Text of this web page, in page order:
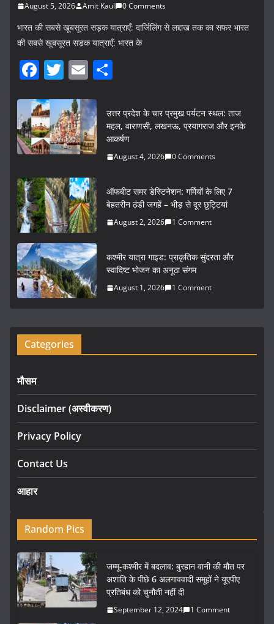
August 5, 2026 Amit Kaul 0 Comments
भारत की सबसे खूबसूरत सड़क यात्राएँ: दार्जिलिंग से लद्दाख तक का सफर भारत
की सबसे खूबसूरत सड़क यात्राएँ: भारत के
F
c
e
b
o
k
T
itt
er
E
ai
l
ar
e
उत्तर प्रदेश के चार प्रमुख पर्यटन स्थल: ताज
महल, वाराणसी, लखनऊ, प्रयागराज और इनके
आकर्षण
August 4, 2026 0 Comments
ऑफबीट समर डेस्टिनेशन: गर्मियों के लिए 7
बेहतरीन ठंडी जगहें – भीड़ से दूर छुट्टियां
August 2, 2026 1 Comment
कश्मीर यात्रा गाइड: प्राकृतिक सुंदरता और
स्वादिष्ट भोजन का अनूठा संगम
August 1, 2026 1 Comment
Categories
मौसम
Disclaimer (अस्वीकरण)
Privacy Policy
Contact Us
आहार
Random Pics
जम्मू-कश्मीर में बदलाव: बुरहान वानी की मौत पर
अशांति के पीछे 6 अलगाववादी समूहों ने यूएपीए
प्रतिबंध को चुनौती नहीं दी
September 12, 2024 1 Comment